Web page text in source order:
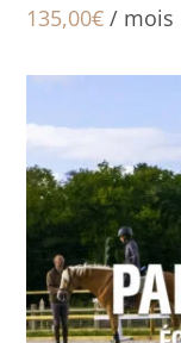
135,00€ / mois